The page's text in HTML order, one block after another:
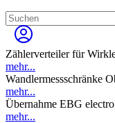
Zählerverteiler für
mehr...
Wandlermessschränke
mehr...
Übernahme EBG
mehr...